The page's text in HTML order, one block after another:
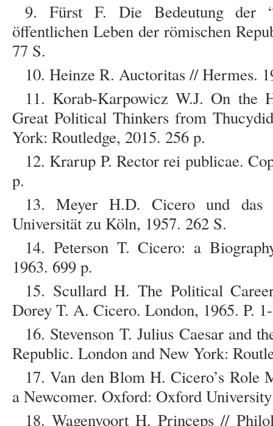
9. Fürst F. Die Bedeutung der
öffentlichen Leben der römischen
77 S.
10. Heinze R. Auctoritas // Hermes.
11. Korab-Karpowicz W.J. On the
Great Political Thinkers from
York: Routledge, 2015. 256 p.
12. Krarup P. Rector rei publicae.
p.
13. Meyer H.D. Cicero und das
Universität zu Köln, 1957. 262 S.
14. Peterson T. Cicero: a
1963. 699 p.
15. Scullard H. The Political
Dorey T. A. Cicero. London, 1965. P.
16. Stevenson T. Julius Caesar and
Republic. London and New York:
17. Van den Blom H. Cicero’s Role
a Newcomer. Oxford: Oxford
18. Wagenvoort H. Princeps //